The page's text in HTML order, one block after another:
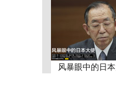
风暴眼中的日